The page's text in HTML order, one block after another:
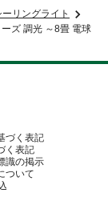
ーリングライト
ズ 調光 ～8畳 電球
づく表記
く表記
識の掲示
ついて